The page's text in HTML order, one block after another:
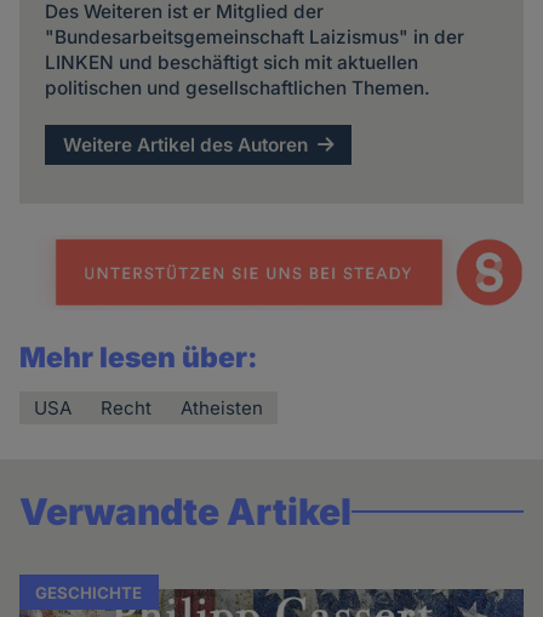
Des Weiteren ist er Mitglied der
"Bundesarbeitsgemeinschaft Laizismus" in der
LINKEN und beschäftigt sich mit aktuellen
politischen und gesellschaftlichen Themen.
Weitere Artikel des Autoren
Mehr lesen über:
USA Recht Atheisten
Verwandte Artikel
GESCHICHTE